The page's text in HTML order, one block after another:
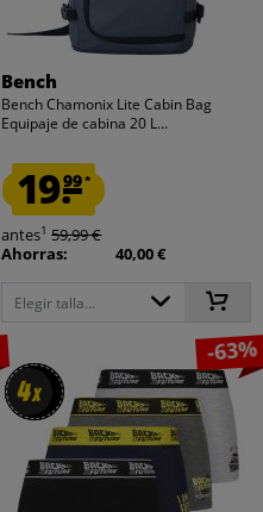
Bench
Bench Chamonix Lite Cabin Bag
Equipaje de cabina 20 L...
19.99*
antes1 59,99 €
Ahorras:
40,00 €
Elegir talla...
4x
4x
-63%